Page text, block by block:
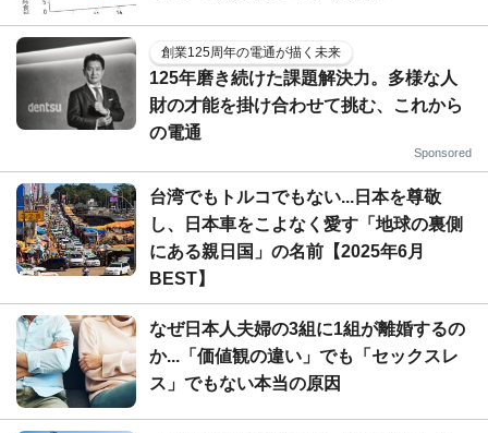
創業125周年の電通が描く未来
125年磨き続けた課題解決力。多様な人
財の才能を掛け合わせて挑む、これから
の電通
Sponsored
台湾でもトルコでもない...日本を尊敬
し、日本車をこよなく愛す「地球の裏側
にある親日国」の名前【2025年6月
BEST】
なぜ日本人夫婦の3組に1組が離婚するの
か...「価値観の違い」でも「セックスレ
ス」でもない本当の原因